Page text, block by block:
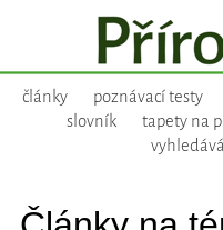
články poznávací testy
slovník
tapety na